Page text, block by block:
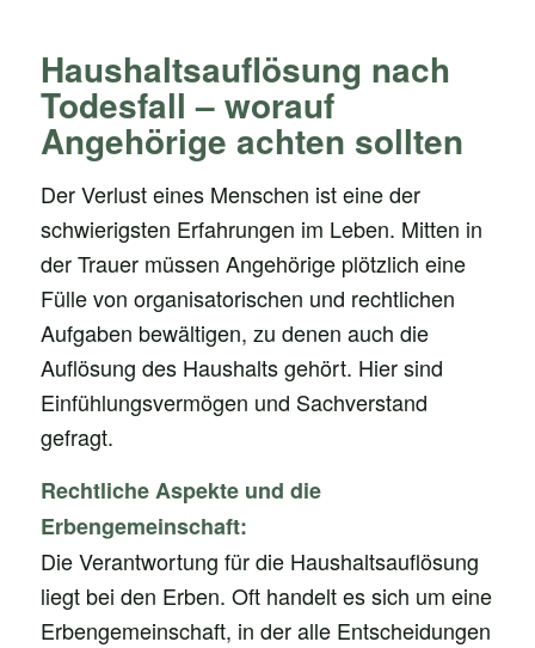
Haushaltsauflösung nach
Todesfall – worauf
Angehörige achten sollten
Der Verlust eines Menschen ist eine der
schwierigsten Erfahrungen im Leben. Mitten in
der Trauer müssen Angehörige plötzlich eine
Fülle von organisatorischen und rechtlichen
Aufgaben bewältigen, zu denen auch die
Auflösung des Haushalts gehört. Hier sind
Einfühlungsvermögen und Sachverstand
gefragt.
Rechtliche Aspekte und die
Erbengemeinschaft:
Die Verantwortung für die Haushaltsauflösung
liegt bei den Erben. Oft handelt es sich um eine
Erbengemeinschaft, in der alle Entscheidungen